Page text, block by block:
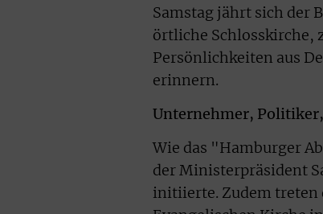
Samstag jährt sich der
örtliche Schlosskirche,
Persönlichkeiten aus
erinnern.
Unternehmer,
Wie das "Hamburger
der Ministerpräsident
initiierte. Zudem treten